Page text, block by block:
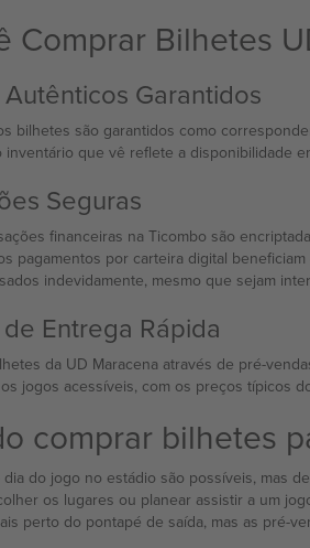
Comprar Bilhetes
Garantidos
bilhetes são garantidos como
inventário que vê reflete a disponibilidade
Seguras
financeiras na Ticombo são
pagamentos por carteira digital
indevidamente, mesmo que sejam
Entrega Rápida
da UD Maracena através de pré-
jogos acessíveis, com os preços típicos
comprar bilhetes
do jogo no estádio são possíveis, mas
os lugares ou planear assistir a um
perto do pontapé de saída, mas as pré-